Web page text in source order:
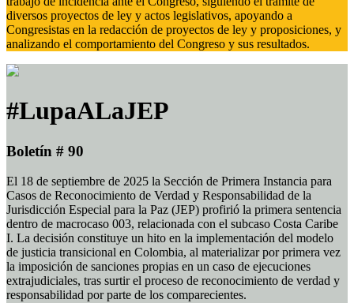
diversos proyectos de ley y actos legislativos, apoyando a
Congresistas en la redacción de proyectos de ley y proposiciones, y
analizando el comportamiento del Congreso y sus resultados.
#LupaALaJEP
Boletín # 90
El 18 de septiembre de 2025 la Sección de Primera Instancia para
Casos de Reconocimiento de Verdad y Responsabilidad de la
Jurisdicción Especial para la Paz (JEP) profirió la primera sentencia
dentro de macrocaso 003, relacionada con el subcaso Costa Caribe
I. La decisión constituye un hito en la implementación del modelo
de justicia transicional en Colombia, al materializar por primera vez
la imposición de sanciones propias en un caso de ejecuciones
extrajudiciales, tras surtir el proceso de reconocimiento de verdad y
responsabilidad por parte de los comparecientes.